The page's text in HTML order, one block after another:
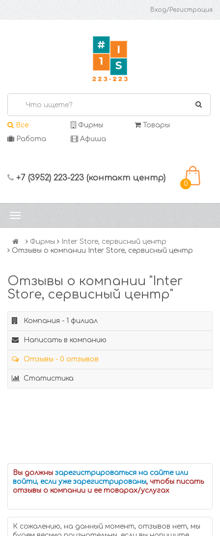
Вход/Регистрация
Все Фирмы
Товары
Работа
Афиша
+7 (3952) 223-223 (контакт центр)
0
Фирмы
Inter Store, сервисный центр
Отзывы о компании Inter Store, сервисный центр
Отзывы о компании "Inter
Store, сервисный центр"
Компания - 1 филиал
Написать в компанию
Отзывы - 0 отзывов
Статистика
Вы должны зарегистрироваться на сайте или
войти, если уже зарегистрированы, чтобы писать
отзывы о компании и ее товарах/услугах
К сожалению, на данный момент, отзывов нет, мы